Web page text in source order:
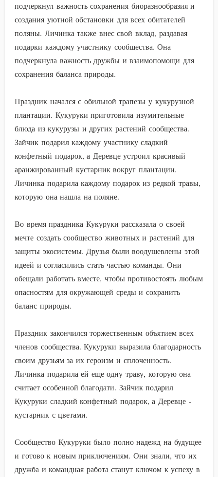
подчеркнул важность сохранения биоразнообразия и
создания уютной обстановки для всех обитателей
поляны. Личинка также внес свой вклад, раздавая
подарки каждому участнику сообщества. Она
подчеркнула важность дружбы и взаимопомощи для
сохранения баланса природы.
Праздник начался с обильной трапезы у кукурузной
плантации. Кукуруки приготовила изумительные
блюда из кукурузы и других растений сообщества.
Зайчик подарил каждому участнику сладкий
конфетный подарок, а Деревце устроил красивый
аранжированный кустарник вокруг плантации.
Личинка подарила каждому подарок из редкой травы,
которую она нашла на поляне.
Во время праздника Кукуруки рассказала о своей
мечте создать сообщество животных и растений для
защиты экосистемы. Друзья были воодушевлены этой
идеей и согласились стать частью команды. Они
обещали работать вместе, чтобы противостоять любым
опасностям для окружающей среды и сохранить
баланс природы.
Праздник закончился торжественным объятием всех
членов сообщества. Кукуруки выразила благодарность
своим друзьям за их героизм и сплоченность.
Личинка подарила ей еще одну траву, которую она
считает особенной благодати. Зайчик подарил
Кукуруки сладкий конфетный подарок, а Деревце -
кустарник с цветами.
Сообщество Кукуруки было полно надежд на будущее
и готово к новым приключениям. Они знали, что их
дружба и командная работа станут ключом к успеху в